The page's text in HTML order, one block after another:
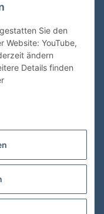
zzgl.Versand
Sie den
Website: YouTube,
ändern
Details finden